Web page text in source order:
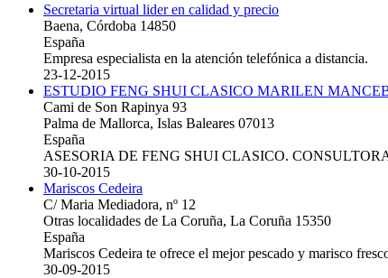
Secretaria virtual lider en calidad y precio
Baena, Córdoba 14850
España
Empresa especialista en la atención telefónica a distancia.
23-12-2015
ESTUDIO FENG SHUI CLASICO MARILEN
Cami de Son Rapinya 93
Palma de Mallorca, Islas Baleares 07013
España
ASESORIA DE FENG SHUI CLASICO.
30-10-2015
Mariscos Cedeira
C/ Maria Mediadora, nº 12
Otras localidades de La Coruña, La Coruña 15350
España
Mariscos Cedeira te ofrece el mejor pescado y marisco
30-09-2015